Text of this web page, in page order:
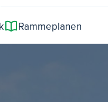
Rammeplanen